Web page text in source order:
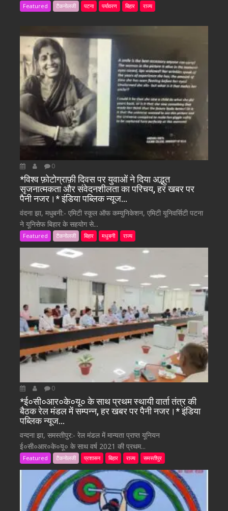
Featured टैकनोलजी पटना पर्यावरण बिहार राज्य
0
*विश्व फ़ोटोग्राफ़ी दिवस पर युवाओं ने दिया अद्भुत
सृजनात्मकता और संवेदनशीलता का परिचय, हर खबर पर
पैनी नजर।* इंडिया पब्लिक न्यूज…
वंदना झा, मधुबनी:- एमिटी स्कूल ऑफ कम्युनिकेशन, एमिटी यूनिवर्सिटी पटना
ने यूनिसेफ बिहार के सहयोग से...
Featured टैकनोलजी बिहार मधुबनी राज्य
0
*ई०सी०आर०के०यू० के साथ प्रथम स्थायी वार्ता तंत्र की
बैठक रेल मंडल में सम्पन्न, हर खबर पर पैनी नजर।* इंडिया
पब्लिक न्यूज…
वन्दना झा, समस्तीपुर:- रेल मंडल में मान्यता प्राप्त यूनियन
ई०सी०आर०के०यू० के साथ वर्ष 2021 की प्रथम...
Featured टैकनोलजी प्रशासन बिहार राज्य समस्तीपुर